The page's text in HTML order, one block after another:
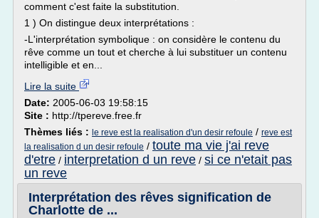
comment c'est faite la substitution.
1 ) On distingue deux interprétations :
-L'interprétation symbolique : on considère le contenu du
rêve comme un tout et cherche à lui substituer un contenu
intelligible et en...
Lire la suite
Date: 2005-06-03 19:58:15
Site : http://tpereve.free.fr
Thèmes liés : le reve est la realisation d'un desir refoule / reve est
la realisation d un desir refoule / toute ma vie j'ai reve
d'etre / interpretation d un reve / si ce n'etait pas
un reve
Interprétation des rêves signification de
Charlotte de ...